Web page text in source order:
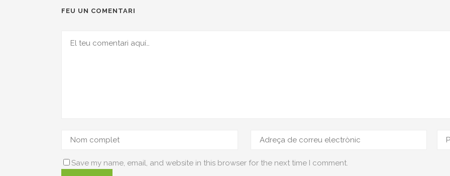
FEU UN COMENTARI
Save my name, email, and website in this browser for the next time I comment.